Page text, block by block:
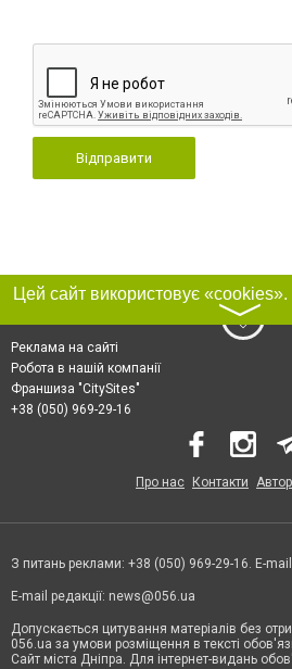
Відправити
〉
Реклама на сайті
Робота в нашій компанії
Франшиза "CitySites"
+38 (050) 969-29-16
Про нас Контакти
З питань реклами: +38 (050) 969-29-16. E-
E-mail редакції: news@056.ua
Допускається цитування матеріалів без
056.ua за умови розміщення в тексті
Сайт міста Дніпра. Для інтернет-видань